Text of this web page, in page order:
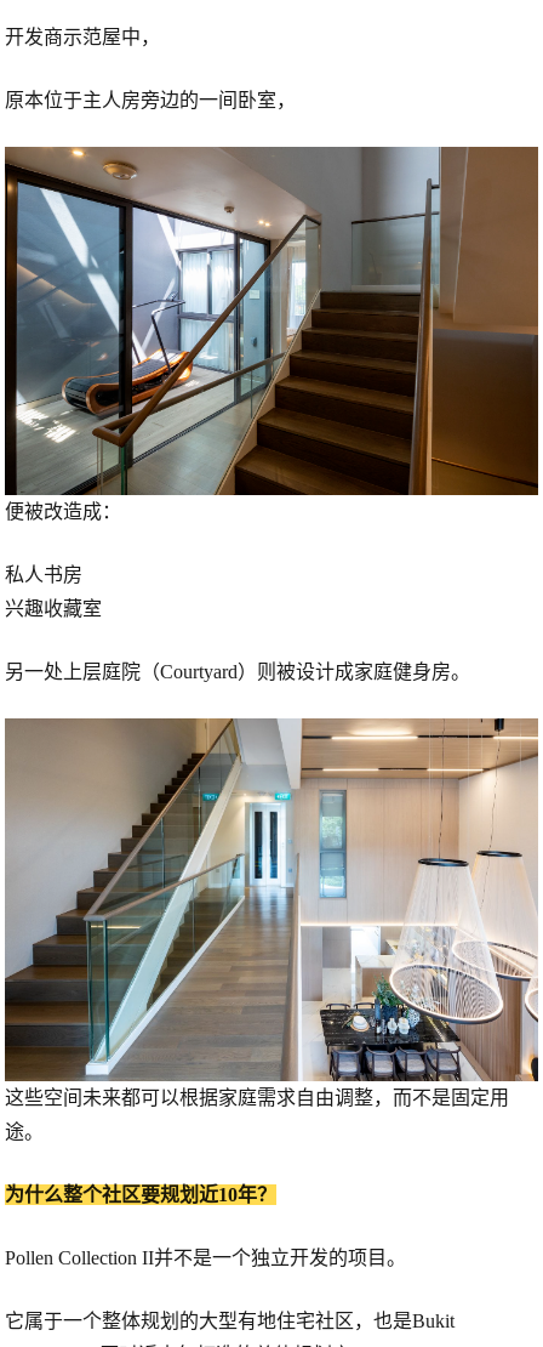
开发商示范屋中，
原本位于主人房旁边的一间卧室，
便被改造成：
私人书房
兴趣收藏室
另一处上层庭院（Courtyard）则被设计成家庭健身房。
这些空间未来都可以根据家庭需求自由调整，而不是固定用
途。
为什么整个社区要规划近10年？
Pollen Collection II并不是一个独立开发的项目。
它属于一个整体规划的大型有地住宅社区，也是Bukit